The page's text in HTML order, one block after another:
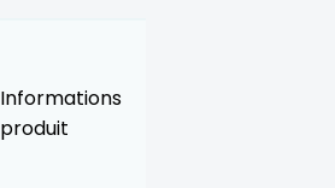
Informations
produit